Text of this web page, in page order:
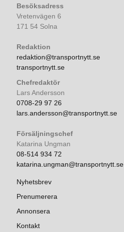
Besöksadress
Vretenvägen 6
171 54 Solna
Redaktion
redaktion@transportnytt.se
transportnytt.se
Chefredaktör
Lars Andersson
0708-29 97 26
lars.andersson@transportnytt.se
Försäljningschef
Katarina Ungman
08-514 934 72
katarina.ungman@transportnytt.se
Nyhetsbrev
Prenumerera
Annonsera
Kontakt